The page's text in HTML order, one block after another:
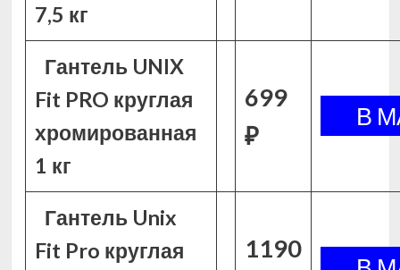
7,5 кг
Гантель UNIX
Fit PRO круглая
хромированная
1 кг
699
₽
Гантель Unix
Fit Pro круглая
1190